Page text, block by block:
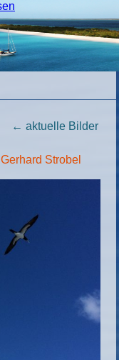
← aktuelle Bilder
Gerhard Strobel